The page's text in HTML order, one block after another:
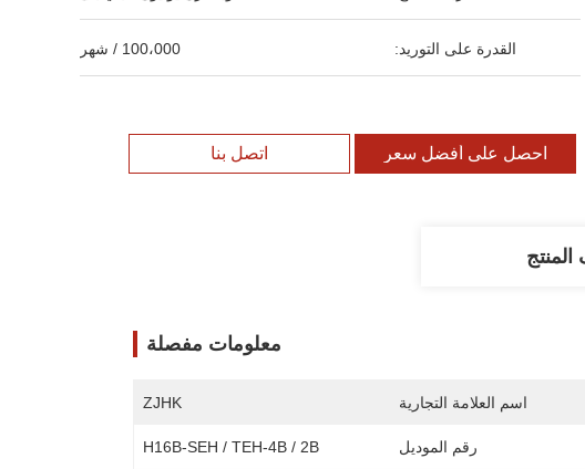
القدرة على التوريد: 100،000 / شهر
احصل على أفضل سعر اتصل بنا
معلومات مفصلة
اسم العلامة التجارية ZJHK
رقم الموديل H16B-SEH / TEH-4B / 2B